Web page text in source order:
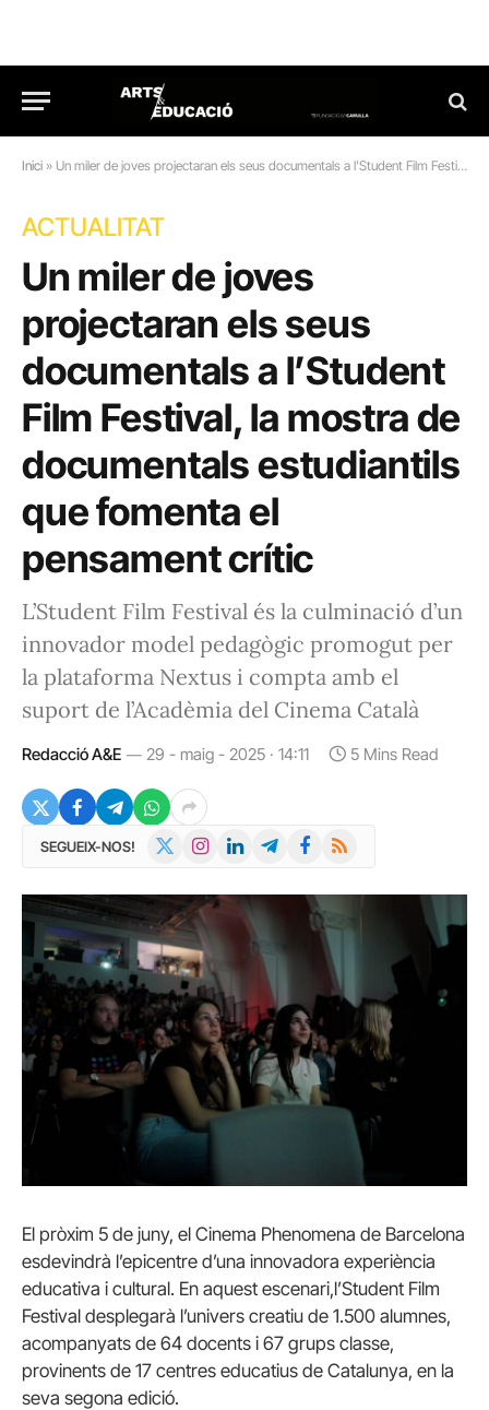
Inici » Un miler de joves projectaran els seus documentals a l’Student Film Festival, la mostra de documentals estudiantils que fomenta el pensament crític
ACTUALITAT
Un miler de joves
projectaran els seus
documentals a l’Student
Film Festival, la mostra de
documentals estudiantils
que fomenta el
pensament crític
L’Student Film Festival és la culminació d’un
innovador model pedagògic promogut per
la plataforma Nextus i compta amb el
suport de l’Acadèmia del Cinema Català
Redacció A&E 29 - maig - 2025 · 14:11 5 Mins Read
SEGUEIX-NOS! InstagramLinkedInTelegramFacebook
RSS
El pròxim 5 de juny, el Cinema Phenomena de Barcelona
esdevindrà l’epicentre d’una innovadora experiència
educativa i cultural. En aquest escenari,l’Student Film
Festival desplegarà l’univers creatiu de 1.500 alumnes,
acompanyats de 64 docents i 67 grups classe,
provinents de 17 centres educatius de Catalunya, en la
seva segona edició.